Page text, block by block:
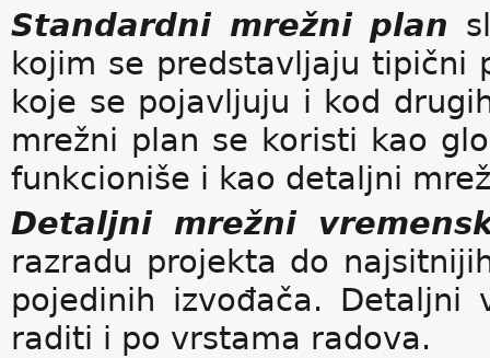
Standardni mrežni plan
kojim se predstavljaju
koje se pojavljuju i kod
mrežni plan se koristi kao
funkcioniše i kao detaljni
Detaljni mrežni
razradu projekta do
pojedinih izvođača. Detaljni
raditi i po vrstama radova.